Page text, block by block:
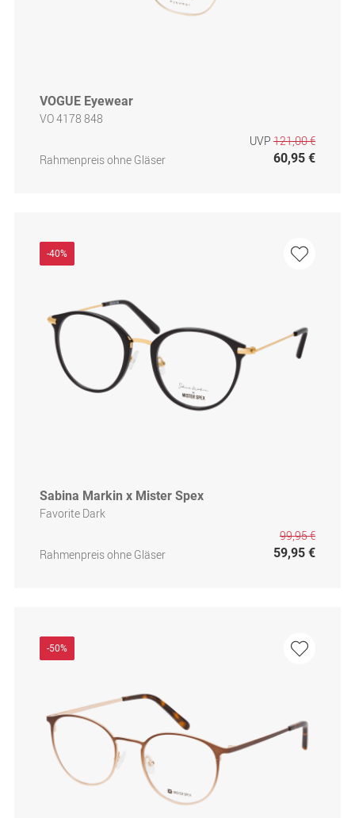
VOGUE Eyewear
VO 4178 848
Rahmenpreis ohne Gläser
UVP 121,00 €
60,95 €
-40%
Sabina Markin x Mister Spex
Favorite Dark
Rahmenpreis ohne Gläser
99,95 €
59,95 €
-50%